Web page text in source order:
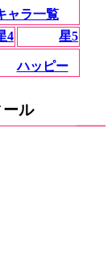
ャラ一覧
4 星5
ハッピー
ル